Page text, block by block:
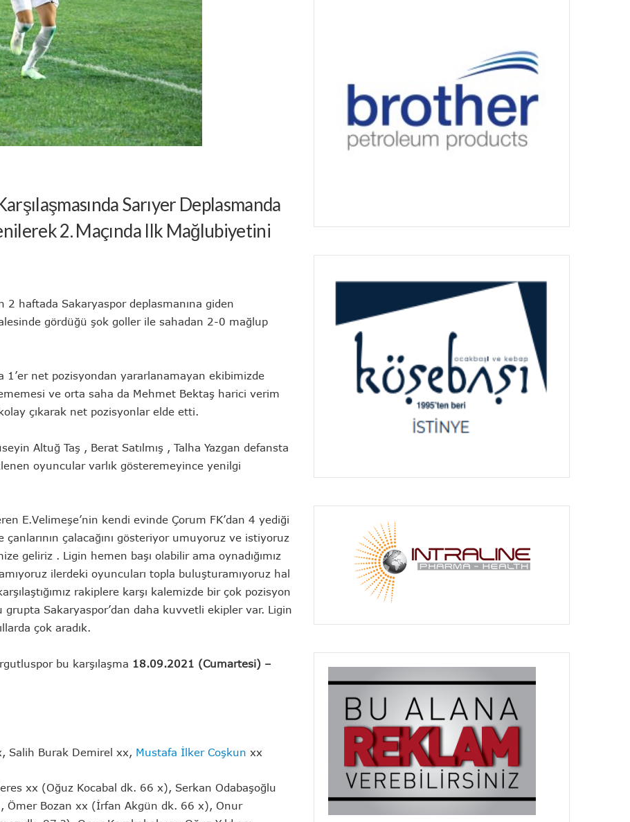
Sarıyer Deplasmanda
2. Maçında Ilk Mağlubiyetini
2 haftada Sakaryaspor deplasmanına giden
gördüğü şok goller ile sahadan 2-0 mağlup
1’er net pozisyondan yararlanamayan ekibimizde
ve orta saha da Mehmet Bektaş harici verim
çıkarak net pozisyonlar elde etti.
Altuğ Taş , Berat Satılmış , Talha Yazgan defansta
oyuncular varlık gösteremeyince yenilgi
E.Velimeşe’nin kendi evinde Çorum FK’dan 4 yediği
çalacağını gösteriyor umuyoruz ve istiyoruz
geliriz . Ligin hemen başı olabilir ama oynadığımız
ilerdeki oyuncuları topla buluşturamıyoruz hal
rakiplere karşı kalemizde bir çok pozisyon
Sakaryaspor’dan daha kuvvetli ekipler var. Ligin
çok aradık.
bu karşılaşma 18.09.2021 (Cumartesi) –
Salih Burak Demirel xx, Mustafa İlker Coşkun xx
xx (Oğuz Kocabal dk. 66 x), Serkan Odabaşoğlu
Ömer Bozan xx (İrfan Akgün dk. 66 x), Onur